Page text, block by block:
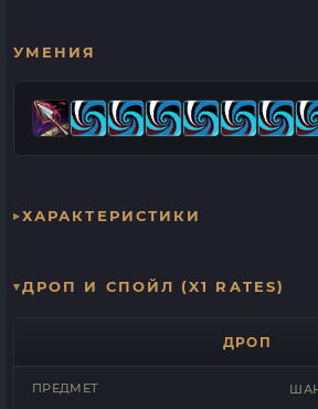
УМЕНИЯ
ХАРАКТЕРИСТИКИ
ДРОП И СПОЙЛ (X1 RATES)
ДРОП
ПРЕДМЕТ